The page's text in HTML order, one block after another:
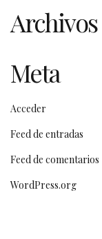
Archivos
Meta
Acceder
Feed de entradas
Feed de comentarios
WordPress.org